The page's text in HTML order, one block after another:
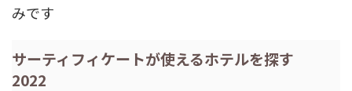
みです
サーティフィケートが使えるホテルを探す
2022